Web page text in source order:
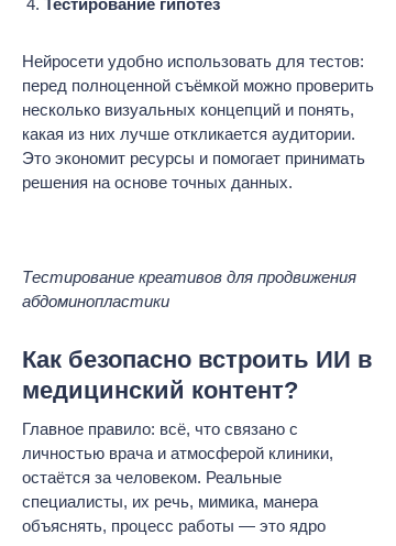
Тестирование гипотез
Нейросети удобно использовать для тестов:
перед полноценной съёмкой можно проверить
несколько визуальных концепций и понять,
какая из них лучше откликается аудитории.
Это экономит ресурсы и помогает принимать
решения на основе точных данных.
Тестирование креативов для продвижения
абдоминопластики
Как безопасно встроить ИИ в
медицинский контент?
Главное правило: всё, что связано с
личностью врача и атмосферой клиники,
остаётся за человеком. Реальные
специалисты, их речь, мимика, манера
объяснять, процесс работы — это ядро